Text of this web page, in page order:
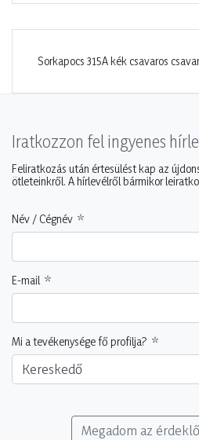
Sorkapocs 315A kék csavaros
Iratkozzon fel ingyenes
Feliratkozás után értesülést kap az
ötleteinkről. A hírlevélről bármikor
Név / Cégnév
E-mail
Mi a tevékenysége fő profilja?
Kereskedő
Megadom az